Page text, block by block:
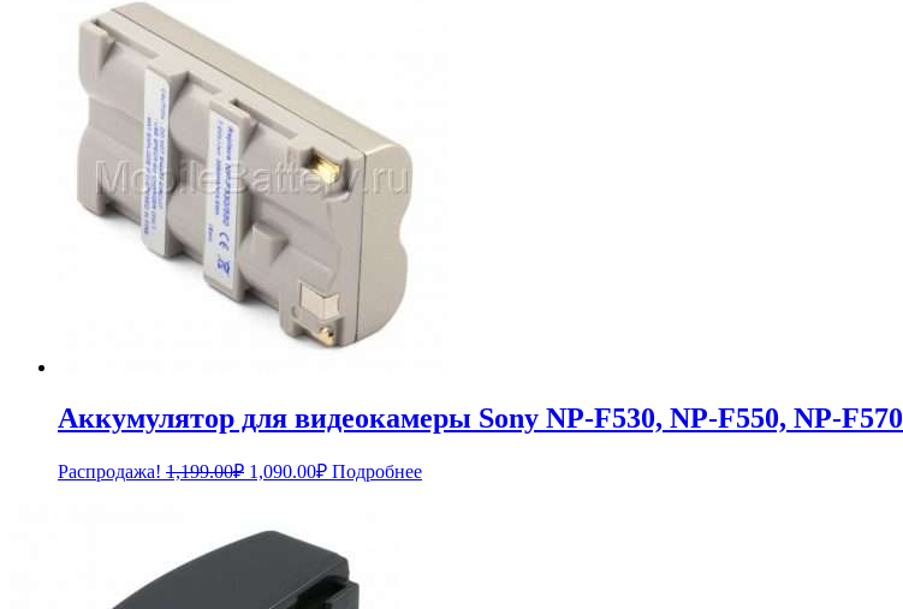
Аккумулятор для видеокамеры Sony NP-F530, NP-F550, NP-F570
Распродажа! 1,199.00₽ Первоначальная
1,199.00₽.
1,090.00₽Текущая
Подробнее